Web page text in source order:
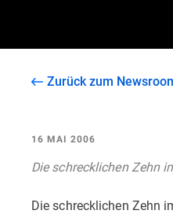
Zurück zum
16 MAI 2006
Die schrecklichen Zehn
Die schrecklichen Zehn